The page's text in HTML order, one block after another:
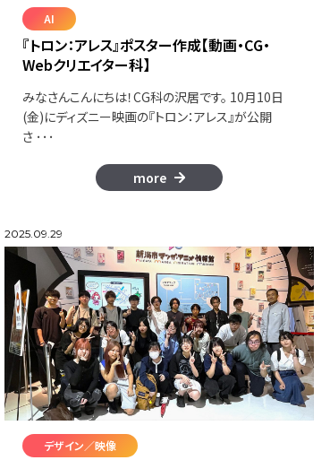
AI
『トロン：アレス』ポスター作成【動画・CG・
Webクリエイター科】
みなさんこんにちは！CG科の沢居です。 10月10日
(金)にディズニー映画の『トロン：アレス』が公開
さ ･･･
more
2025.09.29
デザイン／映像